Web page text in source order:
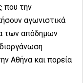
που την
αγωνιστικά
των απόδημων
Αθήνα και πορεία